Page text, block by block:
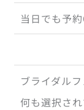
当日でも予
ブライダル
何も選択さ